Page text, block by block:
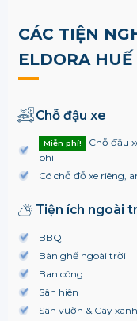
CÁC TIỆN
ELDORA HUẾ
Chỗ đậu xe
Miễn phí!
Chỗ đậu
phí
Có chỗ đỗ xe riêng,
Tiện ích ngoài
BBQ
Bàn ghế ngoài trời
Ban công
Sân hiên
Sân vườn & Cây xanh